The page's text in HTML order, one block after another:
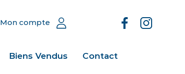
Biens Vendus Contact
Mon compte